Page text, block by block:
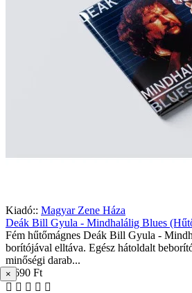
Kiadó:: Magyar Zene Háza
Deák Bill Gyula - Mindhalálig Blues
Fém hűtőmágnes Deák Bill Gyula -
borítójával elltáva. Egész hátoldalt
minőségi darab...
1 690 Ft
×